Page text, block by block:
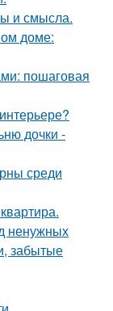
и смысла.
доме:
пошаговая
дочки -
среди
ненужных
забытые